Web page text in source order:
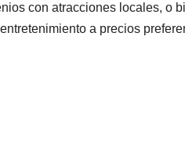
con atracciones locales, o
a precios